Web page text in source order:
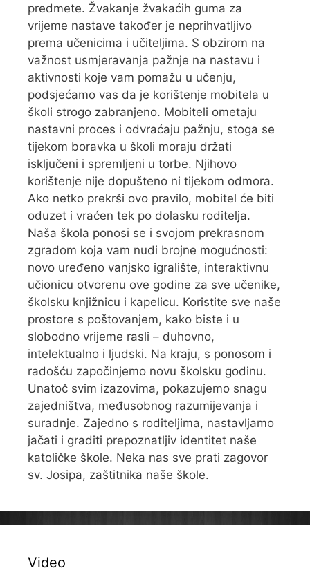
predmete. Žvakanje žvakaćih guma za
vrijeme nastave također je neprihvatljivo
prema učenicima i učiteljima. S obzirom na
važnost usmjeravanja pažnje na nastavu i
aktivnosti koje vam pomažu u učenju,
podsjećamo vas da je korištenje mobitela u
školi strogo zabranjeno. Mobiteli ometaju
nastavni proces i odvraćaju pažnju, stoga se
tijekom boravka u školi moraju držati
isključeni i spremljeni u torbe. Njihovo
korištenje nije dopušteno ni tijekom odmora.
Ako netko prekrši ovo pravilo, mobitel će biti
oduzet i vraćen tek po dolasku roditelja.
Naša škola ponosi se i svojom prekrasnom
zgradom koja vam nudi brojne mogućnosti:
novo uređeno vanjsko igralište, interaktivnu
učionicu otvorenu ove godine za sve učenike,
školsku knjižnicu i kapelicu. Koristite sve naše
prostore s poštovanjem, kako biste i u
slobodno vrijeme rasli – duhovno,
intelektualno i ljudski. Na kraju, s ponosom i
radošću započinjemo novu školsku godinu.
Unatoč svim izazovima, pokazujemo snagu
zajedništva, međusobnog razumijevanja i
suradnje. Zajedno s roditeljima, nastavljamo
jačati i graditi prepoznatljiv identitet naše
katoličke škole. Neka nas sve prati zagovor
sv. Josipa, zaštitnika naše škole.
Video